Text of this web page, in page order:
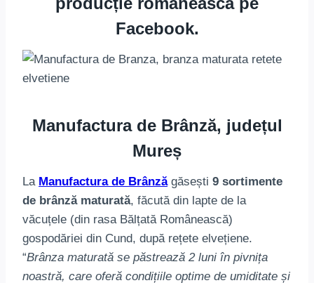
Facebook.
Manufactura de Brânză, județul
Mureș
La Manufactura de Brânzăgăsești 9 sortimente
de brânză maturată, făcută din lapte de la
văcuțele (din rasa Bălțată Românească)
gospodăriei din Cund, după rețete elvețiene.
“Brânza maturată se păstrează 2 luni în pivnița
noastră, care oferă condițiile optime de umiditate și